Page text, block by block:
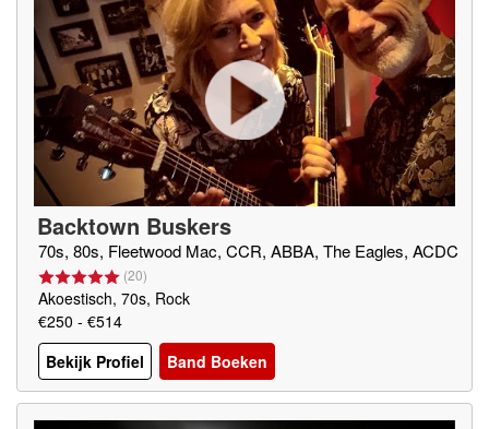
Backtown Buskers
70s, 80s, Fleetwood Mac, CCR, ABBA, The Eagles, ACDC
(20)
Akoestisch, 70s, Rock
€250 - €514
Bekijk Profiel
Band Boeken